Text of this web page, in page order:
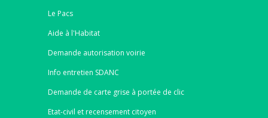
Le Pacs
Aide à l'Habitat
Demande autorisation voirie
Info entretien SDANC
Demande de carte grise à portée de clic
Etat-civil et recensement citoyen